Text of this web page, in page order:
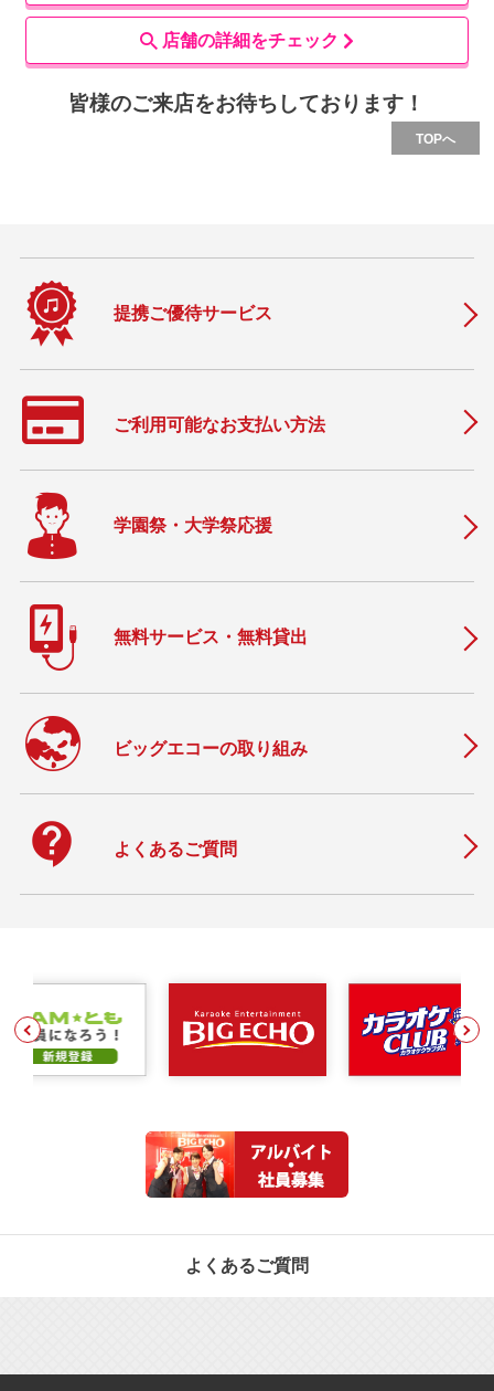
店舗の詳細をチェック
皆様のご来店をお待ちしております！
TOPへ
提携ご優待サービス
ご利用可能なお支払い方法
学園祭・大学祭応援
無料サービス・無料貸出
ビッグエコーの取り組み
contact_support よくあるご質問
よくあるご質問